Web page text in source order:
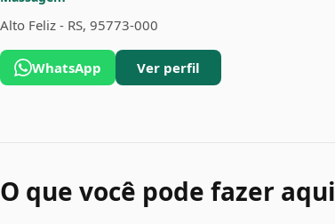
Alto Feliz - RS, 95773-000
WhatsApp Ver perfil
O que você pode fazer aqui